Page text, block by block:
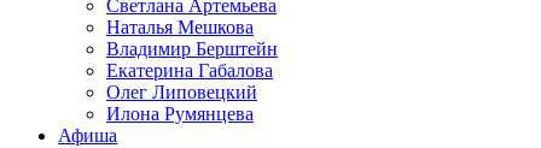
Светлана Артемьева
Наталья Мешкова
Владимир Берштейн
Екатерина Габалова
Олег Липовецкий
Илона Румянцева
Афиша